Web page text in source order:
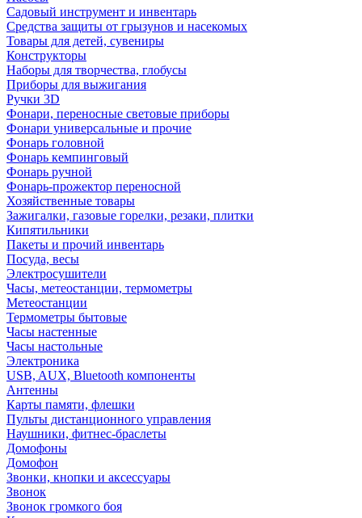
Садовый инструмент и инвентарь
Средства защиты от грызунов и насекомых
Товары для детей, сувениры
Конструкторы
Наборы для творчества, глобусы
Приборы для выжигания
Ручки 3D
Фонари, переносные световые приборы
Фонари универсальные и прочие
Фонарь головной
Фонарь кемпинговый
Фонарь ручной
Фонарь-прожектор переносной
Хозяйственные товары
Зажигалки, газовые горелки, резаки, плитки
Кипятильники
Пакеты и прочий инвентарь
Посуда, весы
Электросушители
Часы, метеостанции, термометры
Метеостанции
Термометры бытовые
Часы настенные
Часы настольные
Электроника
USB, AUX, Bluetooth компоненты
Антенны
Карты памяти, флешки
Пульты дистанционного управления
Наушники, фитнес-браслеты
Домофоны
Домофон
Звонки, кнопки и аксессуары
Звонок
Звонок громкого боя